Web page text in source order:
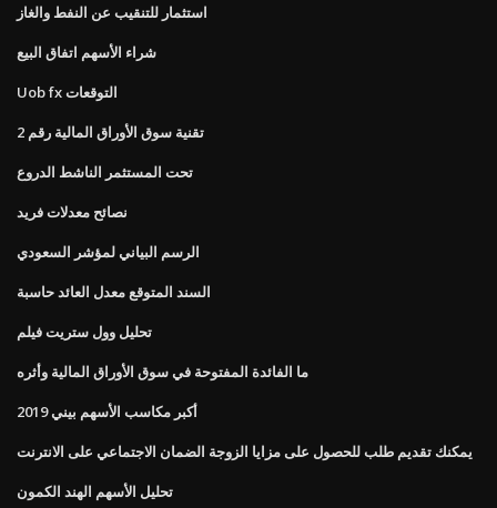
استثمار للتنقيب عن النفط والغاز
شراء الأسهم اتفاق البيع
Uob fx التوقعات
تقنية سوق الأوراق المالية رقم 2
تحت المستثمر الناشط الدروع
نصائح معدلات فريد
الرسم البياني لمؤشر السعودي
السند المتوقع معدل العائد حاسبة
تحليل وول ستريت فيلم
ما الفائدة المفتوحة في سوق الأوراق المالية وأثره
أكبر مكاسب الأسهم بيني 2019
يمكنك تقديم طلب للحصول على مزايا الزوجة الضمان الاجتماعي على الانترنت
تحليل الأسهم الهند الكمون